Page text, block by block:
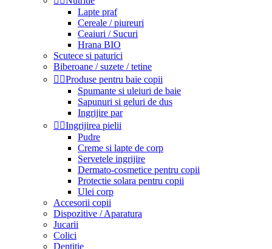
Lapte praf
Cereale / piureuri
Ceaiuri / Sucuri
Hrana BIO
Scutece si paturici
Biberoane / suzete / tetine
 Produse pentru baie copii
Spumante si uleiuri de baie
Sapunuri si geluri de dus
Ingrijire par
 Ingrijirea pielii
Pudre
Creme si lapte de corp
Servetele ingrijire
Dermato-cosmetice pentru copii
Protectie solara pentru copii
Ulei corp
Accesorii copii
Dispozitive / Aparatura
Jucarii
Colici
Dentitie